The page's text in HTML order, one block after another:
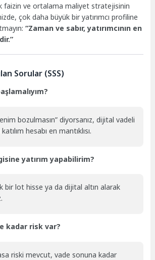
faizin ve ortalama maliyet stratejisinin
çok daha büyük bir yatırımcı profiline
“Zaman ve sabır, yatırımcının en
Sorular (SSS)
bozulmasın” diyorsanız, dijital vadeli
hesabı en mantıklısı.
yatırım yapabilirim?
bir lot hisse ya da dijital altın alarak
kadar risk var?
riski mevcut, vade sonuna kadar